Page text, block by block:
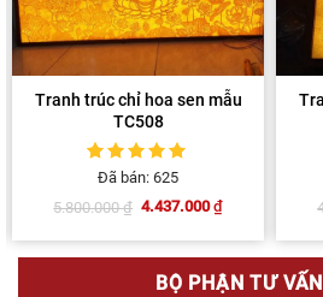
Tranh trúc chỉ hoa sen mẫu
TC508
Đã bán: 625
trên 5 dựa
5.800.000₫ Giá
là:
5.800.000 ₫.
4.437.000₫
Giá
tại
là:
4.437.000 ₫.
BỘ PHẬN TƯ